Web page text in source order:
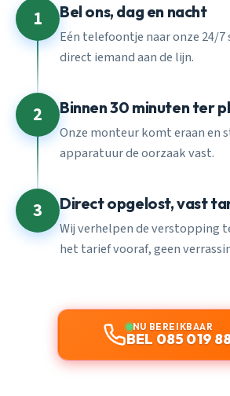
1 Bel ons, dag en nacht
Eén telefoontje naar onze 24/
direct iemand aan de lijn.
2 Binnen 30 minuten ter
Onze monteur komt eraan en
apparatuur de oorzaak vast.
3 Direct opgelost, vast
Wij verhelpen de verstopping
het tarief vooraf, geen
NU BEREIKBAAR
BEL 085 019